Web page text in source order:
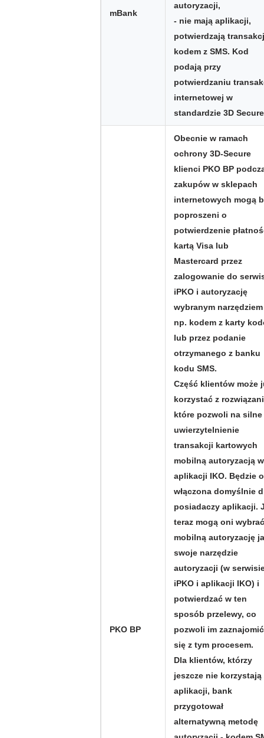
mBank
autoryzacji,
- nie mają aplikacji,
potwierdzają
kodem z SMS. Kod
podają przy
potwierdzaniu
internetowej w
standardzie 3D
PKO BP
Obecnie w ramach
ochrony 3D-Secure
klienci PKO BP
zakupów w sklepach
internetowych mogą
poproszeni o
potwierdzenie
kartą Visa lub
Mastercard przez
zalogowanie do
iPKO i autoryzację
wybranym narzędziem
np. kodem z karty
lub przez podanie
otrzymanego z banku
kodu SMS.
Część klientów może
korzystać z
które pozwoli na silne
uwierzytelnienie
transakcji kartowych
mobilną autoryzacją w
aplikacji IKO. Będzie
włączona domyślnie
posiadaczy aplikacji.
teraz mogą oni wybrać
mobilną autoryzację
swoje narzędzie
autoryzacji (w
iPKO i aplikacji IKO) i
potwierdzać w ten
sposób przelewy, co
pozwoli im zaznajomić
się z tym procesem.
Dla klientów, którzy
jeszcze nie korzystają
aplikacji, bank
przygotował
alternatywną metodę